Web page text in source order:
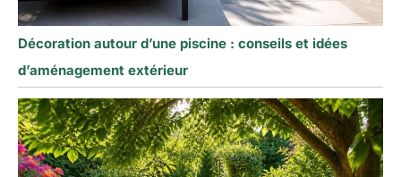
Décoration autour d’une piscine : conseils et idées
d’aménagement extérieur